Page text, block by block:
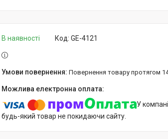
В наявності Код: GE-4121
повернення товару протягом
У
будь-який товар не покидаючи сайту.